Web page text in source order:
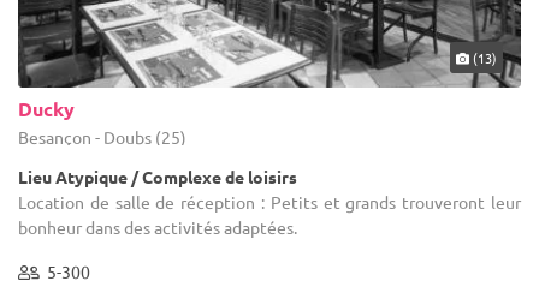
(13)
Ducky
Besançon - Doubs (25)
Lieu Atypique / Complexe de loisirs
Location de salle de réception : Petits et grands trouveront leur
bonheur dans des activités adaptées.
5-300